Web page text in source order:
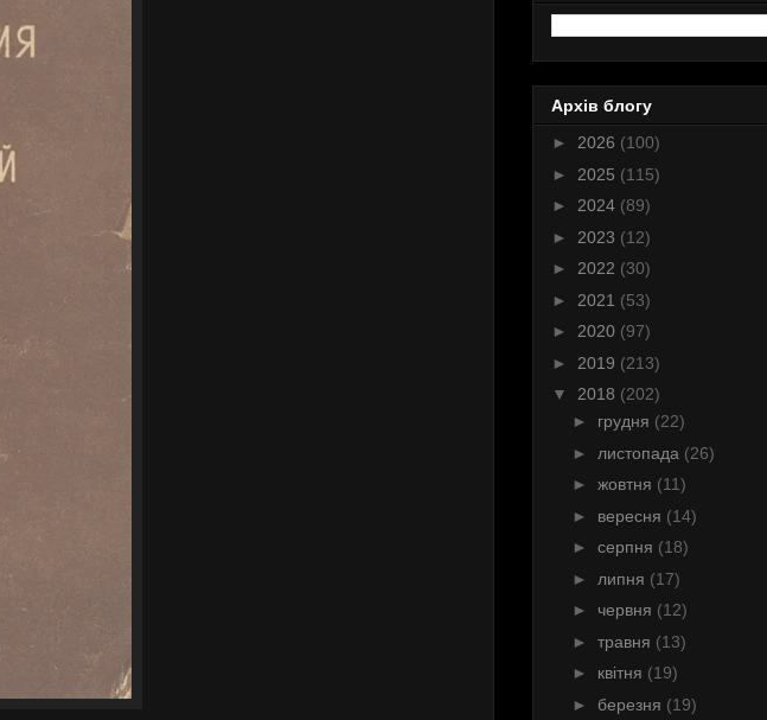
Архів блогу
► 2026 (100)
► 2025 (115)
► 2024 (89)
► 2023 (12)
► 2022 (30)
► 2021 (53)
► 2020 (97)
► 2019 (213)
▼ 2018 (202)
► грудня (22)
► листопада (26)
► жовтня (11)
► вересня (14)
► серпня (18)
► липня (17)
► червня (12)
► травня (13)
► квітня (19)
► березня (19)